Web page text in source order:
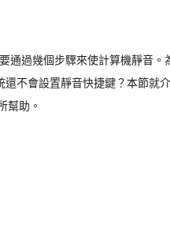
通過幾個步驟來使計算機靜音。
不會設置靜音快捷鍵？本節就
幫助。